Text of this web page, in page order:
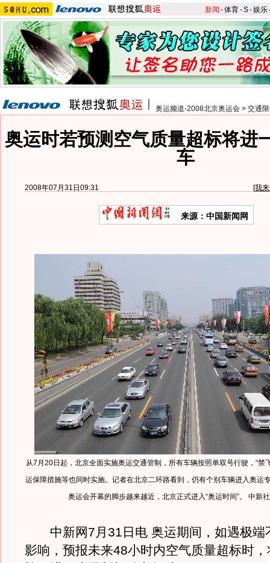
新闻 -体育-S-娱乐
奥运频道-2008北京奥运会 > 交通
奥运时若预测空气质量超标将进
车
2008年07月31日09:31 [我
来源：中国新闻网
从7月20日起，北京全面实施奥运交通管制，所有车辆按照单双号行驶，“禁
运保障措施等也同时实施。记者在北京二环路看到，仍有个别车辆进入奥运
奥运会开幕的脚步越来越近，北京正式进入“奥运时间”。 中新
中新网7月31日电 奥运期间，如遇极端
影响，预报未来48小时内空气质量超标时